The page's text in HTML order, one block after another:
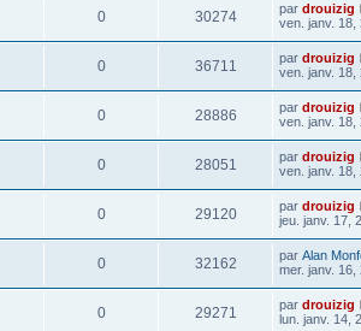
0 30274 par drouizig
ven. janv. 18,
0 36711 par drouizig
ven. janv. 18,
0 28886 par drouizig
ven. janv. 18,
0 28051 par drouizig
ven. janv. 18,
0 29120 par drouizig
jeu. janv. 17,
0 32162 par Alan
mer. janv. 16,
0 29271 par drouizig
lun. janv. 14,